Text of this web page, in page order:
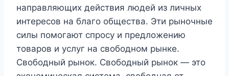
направляющих действия людей из личных
интересов на благо общества. Эти рыночные
силы помогают спросу и предложению
товаров и услуг на свободном рынке.
Свободный рынок. Свободный рынок — это